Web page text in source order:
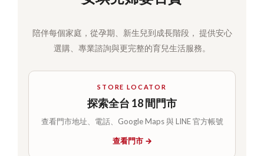
陪伴每個家庭，從孕期、新生兒到成長階段， 提供安心
選購、專業諮詢與更完整的育兒生活服務。
STORE LOCATOR
探索全台 18 間門市
查看門市地址、電話、Google Maps 與 LINE 官方帳號
查看門市 →